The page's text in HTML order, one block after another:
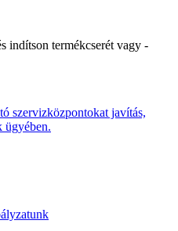
indítson termékcserét vagy -
szervizközpontokat javítás,
ügyében.